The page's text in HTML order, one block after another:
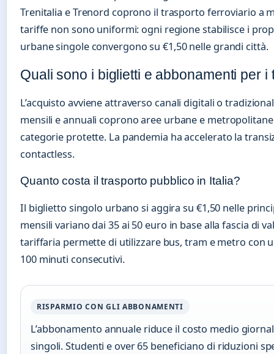
Trenitalia e Trenord coprono il trasporto ferroviario a
tariffe non sono uniformi: ogni regione stabilisce i
urbane singole convergono su €1,50 nelle grandi città.
Quali sono i biglietti e abbonamenti per i
L’acquisto avviene attraverso canali digitali o
mensili e annuali coprono aree urbane e
categorie protette. La pandemia ha accelerato la
contactless.
Quanto costa il trasporto pubblico in Italia?
Il biglietto singolo urbano si aggira su €1,50 nelle
mensili variano dai 35 ai 50 euro in base alla fascia di
tariffaria permette di utilizzare bus, tram e metro con
100 minuti consecutivi.
RISPARMIO CON GLI ABBONAMENTI
L’abbonamento annuale riduce il costo medio
singoli. Studenti e over 65 beneficiano di riduzioni